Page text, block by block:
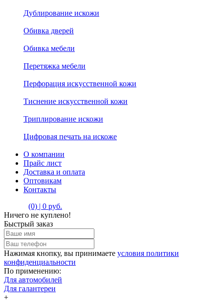
Дублирование искожи
Обивка дверей
Обивка мебели
Перетяжка мебели
Перфорация искусственной кожи
Тиснение искусственной кожи
Триплирование искожи
Цифровая печать на искоже
О компании
Прайс лист
Доставка и оплата
Оптовикам
Контакты
(0) | 0 руб.
Ничего не куплено!
Быстрый заказ
Нажимая кнопку, вы принимаете условия политики
конфиденциальности
По применению:
Для автомобилей
Для галантереи
+